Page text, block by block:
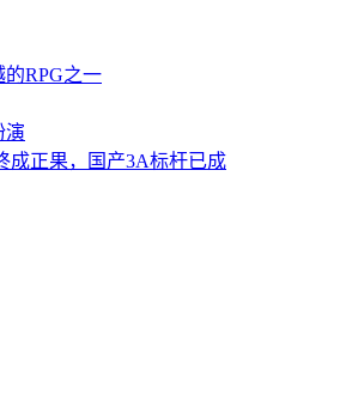
的RPG之一
演
成正果，国产3A标杆已成